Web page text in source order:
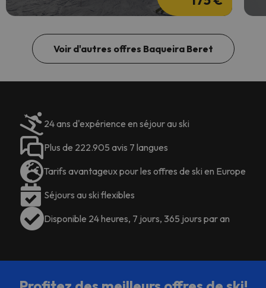
Voir d'autres offres Baqueira Beret
24 ans d'expérience en séjour au ski
Plus de 222.905 avis 7 langues
Tarifs avantageux pour les offres de ski en Europe
Séjours au ski flexibles
Disponible 24 heures, 7 jours, 365 jours par an